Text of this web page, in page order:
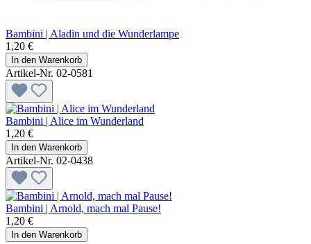
Bambini | Aladin und die Wunderlampe
1,20 €
In den Warenkorb
Artikel-Nr. 02-0581
Bambini | Alice im Wunderland
1,20 €
In den Warenkorb
Artikel-Nr. 02-0438
Bambini | Arnold, mach mal Pause!
1,20 €
In den Warenkorb